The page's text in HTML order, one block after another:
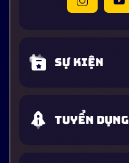
Sự kiện
Tuyển dụng